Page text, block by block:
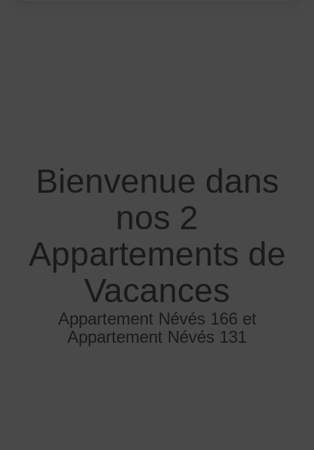
Bienvenue dans
nos 2
Appartements de
Vacances
Appartement Névés 166 et
Appartement Névés 131